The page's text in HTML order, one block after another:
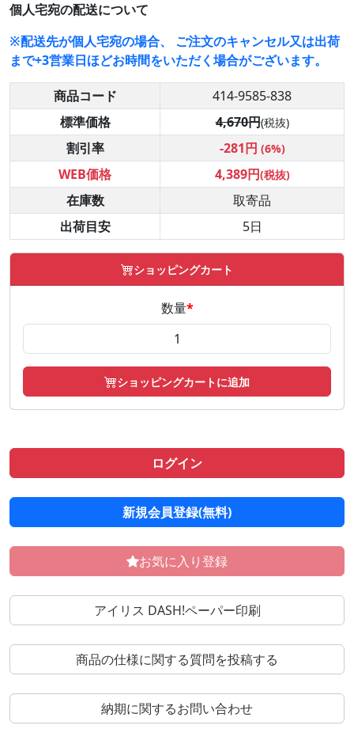
個人宅宛の配送について
※配送先が個人宅宛の場合、 ご注文のキャンセル又は出荷
まで+3営業日ほどお時間をいただく場合がございます。
商品コード
414-9585-838
標準価格
4,670円(税抜)
割引率 -281円 (6%)
WEB価格 4,389円(税抜)
在庫数
取寄品
出荷目安
5日
ショッピングカート
数量*
ショッピングカートに追加
ログイン
新規会員登録(無料)
お気に入り登録
アイリス DASH!ペーパー印刷
商品の仕様に関する質問を投稿する
納期に関するお問い合わせ